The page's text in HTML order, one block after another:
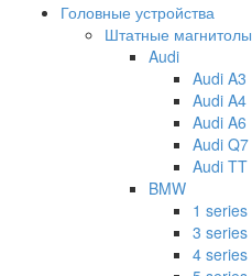
Головные устройства
Штатные магнитолы
Audi
Audi A3
Audi A4
Audi A6
Audi Q7
Audi TT
BMW
1 series
3 series
4 series